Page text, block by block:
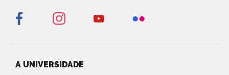
A UNIVERSIDADE